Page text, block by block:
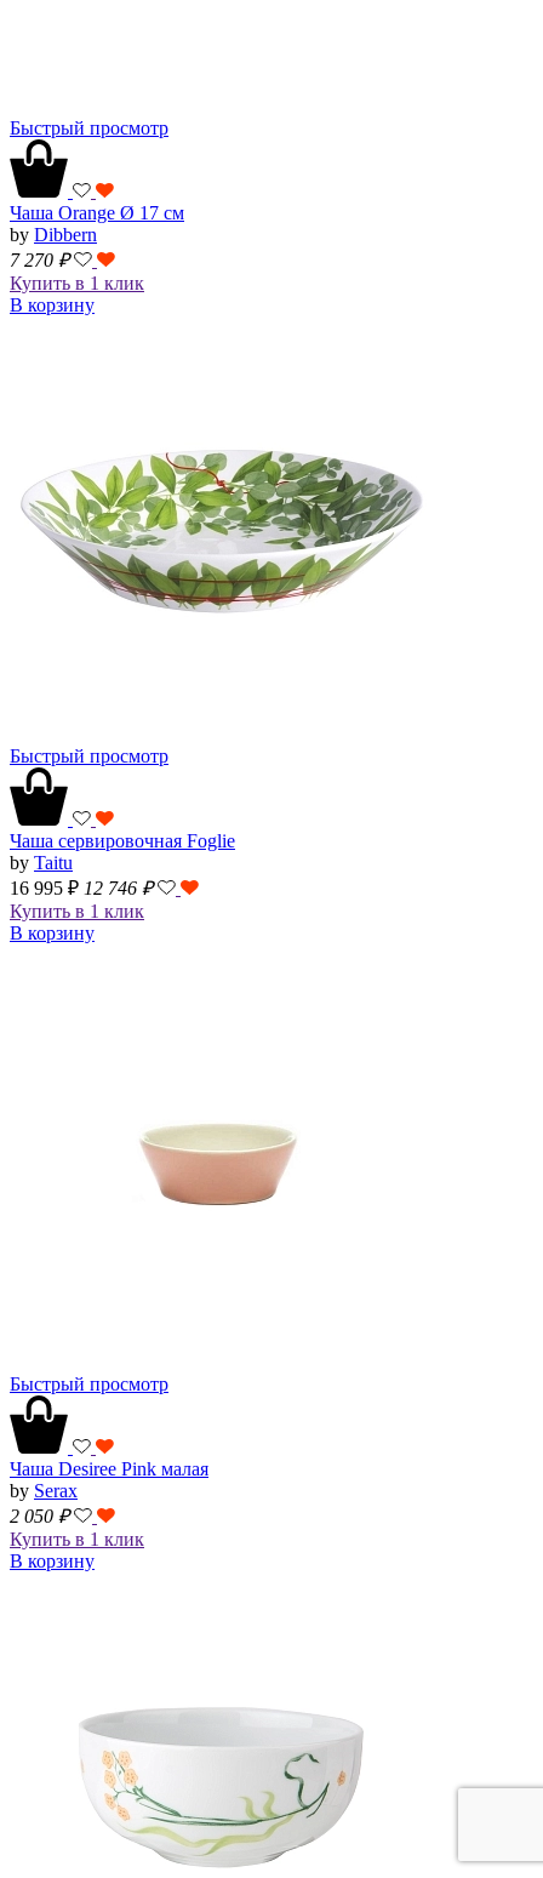
Быстрый просмотр
Чаша Orange Ø 17 см
by Dibbern
7 270 ₽
Купить в 1 клик
В корзину
Быстрый просмотр
Чаша сервировочная Foglie
by Taitu
16 995 ₽ 12 746 ₽
Купить в 1 клик
В корзину
Быстрый просмотр
Чаша Desiree Pink малая
by Serax
2 050 ₽
Купить в 1 клик
В корзину